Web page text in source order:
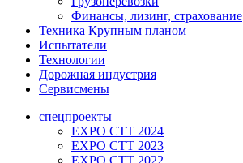
Финансы, лизинг, страхование
Техника Крупным планом
Испытатели
Технологии
Дорожная индустрия
Сервисмены
спецпроекты
EXPO CTT 2024
EXPO CTT 2023
EXPO CTT 2022